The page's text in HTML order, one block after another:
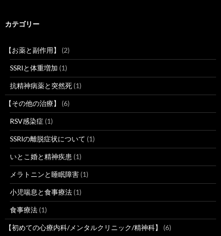
カテゴリー
【お薬と副作用】 (2)
SSRIと体重増加 (1)
抗精神病薬と突然死 (1)
【その他の治療】 (6)
RSV感染症 (1)
SSRIの離脱症状について (1)
いとこ婚と精神疾患 (1)
メラトニンと睡眠障害 (1)
小児喘息と食事療法 (1)
食事療法 (1)
【初めての心療内科/メンタルクリニック/精神科】 (6)